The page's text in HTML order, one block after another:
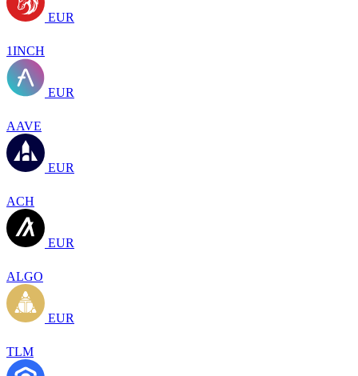
EUR
1INCH
EUR
AAVE
EUR
ACH
EUR
ALGO
EUR
TLM